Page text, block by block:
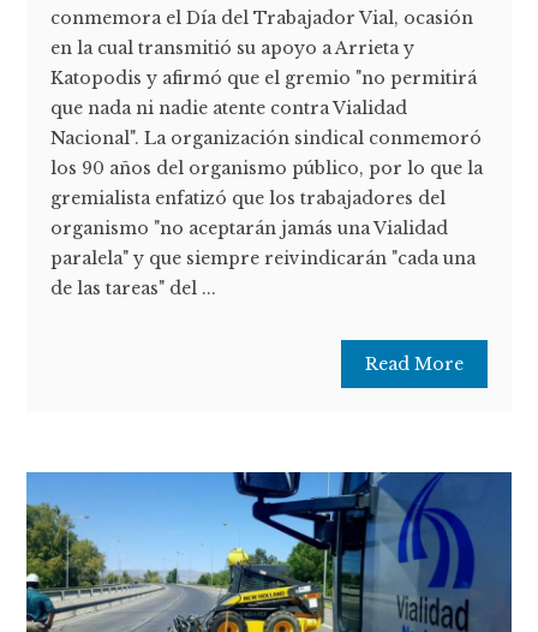
conmemora el Día del Trabajador Vial, ocasión
en la cual transmitió su apoyo a Arrieta y
Katopodis y afirmó que el gremio "no permitirá
que nada ni nadie atente contra Vialidad
Nacional". La organización sindical conmemoró
los 90 años del organismo público, por lo que la
gremialista enfatizó que los trabajadores del
organismo "no aceptarán jamás una Vialidad
paralela" y que siempre reivindicarán "cada una
de las tareas" del ...
Read More